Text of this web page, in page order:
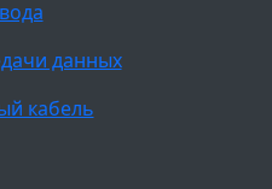
данных
кабель